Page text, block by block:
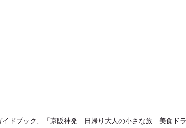
ドブック、「京阪神発　日帰り大人の小さな旅　美食ドラ